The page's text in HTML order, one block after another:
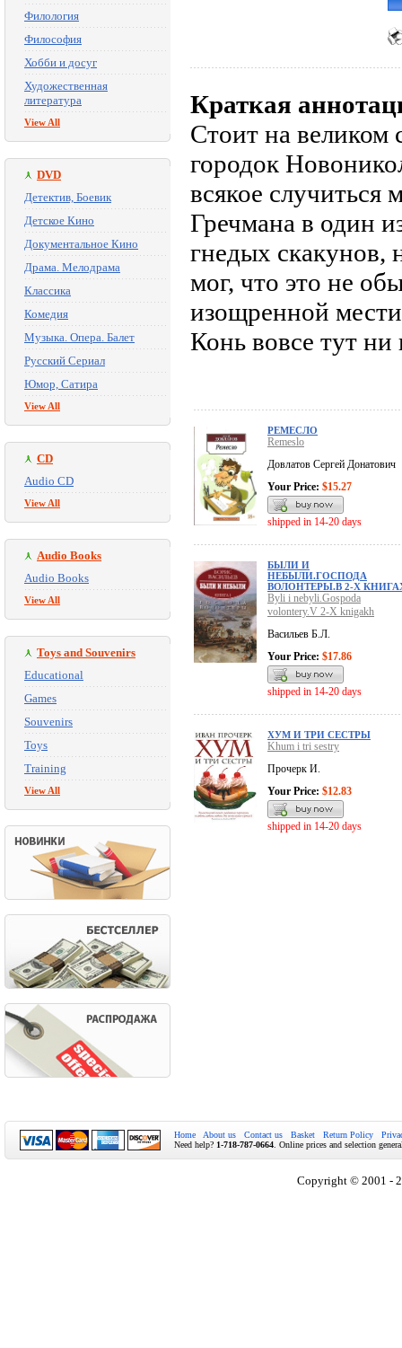
Филология
Философия
Хобби и досуг
Художественная
литература
View All
DVD
Детектив, Боевик
Детское Кино
Документальное Кино
Драма. Мелодрама
Классика
Комедия
Музыка. Опера. Балет
Русский Сериал
Юмор, Сатира
View All
CD
Audio CD
View All
Audio Books
Audio Books
View All
Toys and Souvenirs
Educational
Games
Souvenirs
Toys
Training
View All
Краткая
Стоит на
городок
всякое случиться
Гречмана в один
гнедых скакунов,
мог, что это не
изощренной
Конь вовсе тут
РЕМЕСЛО
Remeslo
Довлатов Сергей Донатович
Your Price: $15.27
shipped in 14-20 days
БЫЛИ И
НЕБЫЛИ.ГОСПОДА
ВОЛОНТЕРЫ.В 2-X
Byli i nebyli.Gospoda
volontery.V 2-X knigakh
Васильев Б.Л.
Your Price: $17.86
shipped in 14-20 days
ХУМ И ТРИ СЕСТРЫ
Khum i tri sestry
Прочерк И.
Your Price: $12.83
shipped in 14-20 days
Home About us Contact us Basket Return Policy
Need help? 1-718-787-0664 . Online prices and selection
Copyright © 2001 -